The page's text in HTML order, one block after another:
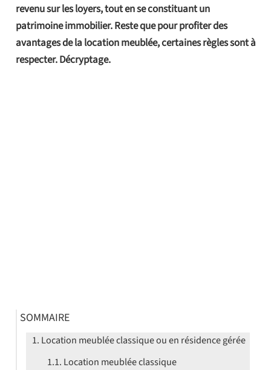
revenu sur les loyers, tout en se constituant un
patrimoine immobilier. Reste que pour profiter des
avantages de la location meublée, certaines règles sont à
respecter. Décryptage.
SOMMAIRE
Location meublée classique ou en résidence gérée
Location meublée classique